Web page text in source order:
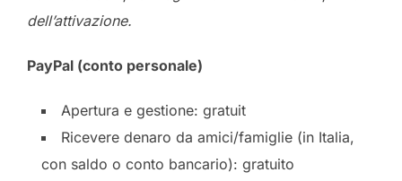
dell’attivazione.
PayPal (conto personale)
Apertura e gestione: gratuit
Ricevere denaro da amici/famiglie (in Italia,
con saldo o conto bancario): gratuito